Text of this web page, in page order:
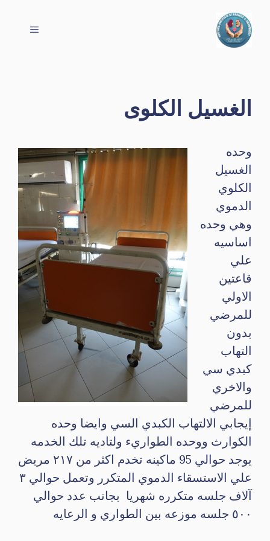
المحتوى
القائمة
الغسيل الكلوى
وحده
الغسيل
الكلوي
الدموي
وهي وحده
اساسيه
علي
قاعتين
الاولي
للمرضي
بدون
التهاب
كبدي سي
والاخري
للمرضي
إيجابي الالتهاب الكبدي السي وايضا وحده
الكوارث ووحده الطواريء ولتاديه تلك الخدمه
يوجد حوالي 95 ماكينه تخدم اكثر من ٢١٧ مريض
علي الاستسقاء الدموي المتكرر وتعمل حوالي ٣
آلاف جلسه متكرره شهريا بجانب عدد حوالي
٥٠٠ جلسه موزعه بين الطواري و الرعايه